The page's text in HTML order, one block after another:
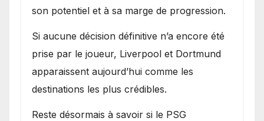
son potentiel et à sa marge de progression.
Si aucune décision définitive n’a encore été
prise par le joueur, Liverpool et Dortmund
apparaissent aujourd’hui comme les
destinations les plus crédibles.
Reste désormais à savoir si le PSG